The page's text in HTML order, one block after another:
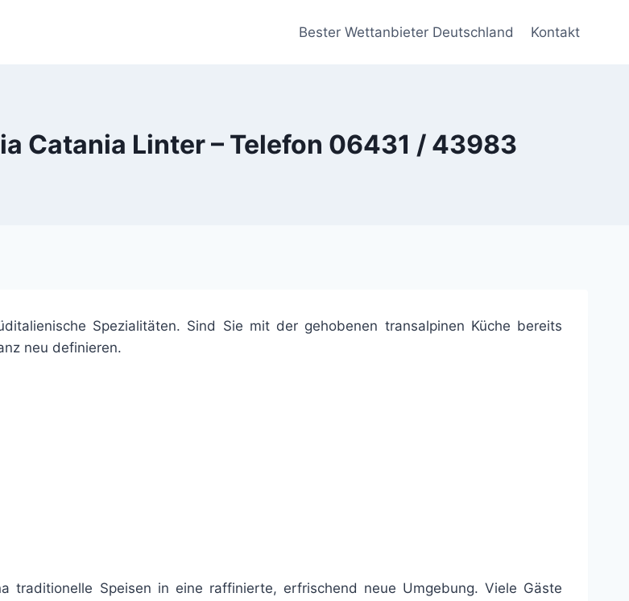
Bester Wettanbieter Deutschland Kontakt
Catania Linter – Telefon 06431 / 43983
Spezialitäten. Sind Sie mit der gehobenen transalpinen Küche bereits
neu definieren.
traditionelle Speisen in eine raffinierte, erfrischend neue Umgebung. Viele Gäste